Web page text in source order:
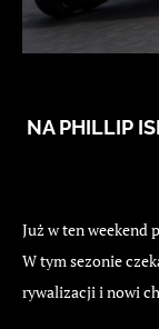
NA PHILLIP
Już w ten weekend
W tym sezonie
rywalizacji i nowi